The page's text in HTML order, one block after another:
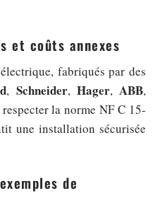
et coûts annexes
fabriqués par des
, Schneider, Hager, ABB,
la norme NF C 15-
une installation sécurisée
de